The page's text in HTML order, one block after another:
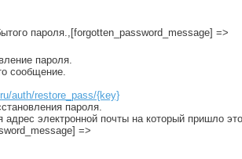
пароля.,[forgotten_password_message] =>
пароля.
сообщение.
auth/restore_pass/{key}
пароля.
электронной почты на который пришло
=>